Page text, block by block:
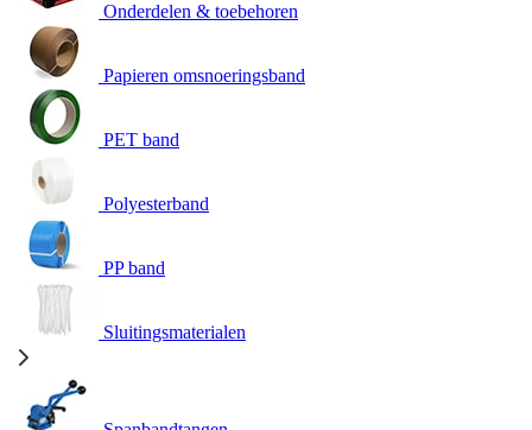
Onderdelen & toebehoren
Papieren omsnoeringsband
PET band
Polyesterband
PP band
Sluitingsmaterialen